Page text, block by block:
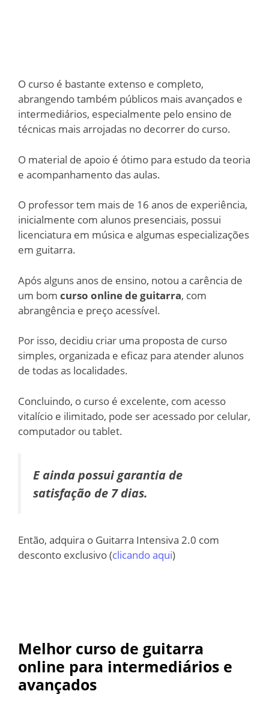
O curso é bastante extenso e completo,
abrangendo também públicos mais avançados e
intermediários, especialmente pelo ensino de
técnicas mais arrojadas no decorrer do curso.
O material de apoio é ótimo para estudo da teoria
e acompanhamento das aulas.
O professor tem mais de 16 anos de experiência,
inicialmente com alunos presenciais, possui
licenciatura em música e algumas especializações
em guitarra.
Após alguns anos de ensino, notou a carência de
um bom curso online de guitarra, com
abrangência e preço acessível.
Por isso, decidiu criar uma proposta de curso
simples, organizada e eficaz para atender alunos
de todas as localidades.
Concluindo, o curso é excelente, com acesso
vitalício e ilimitado, pode ser acessado por celular,
computador ou tablet.
E ainda possui garantia de
satisfação de 7 dias.
Então, adquira o Guitarra Intensiva 2.0 com
desconto exclusivo (clicando aqui)
Melhor curso de guitarra
online para intermediários e
avançados